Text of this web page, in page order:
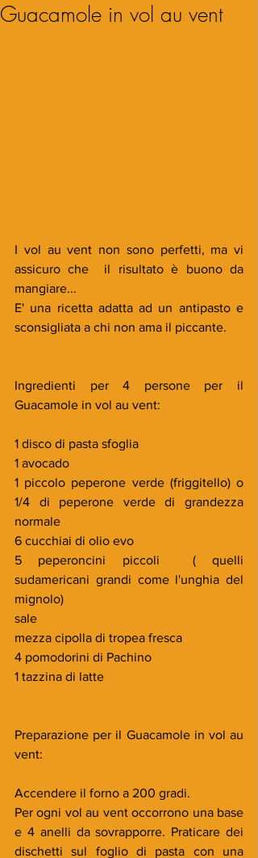
Guacamole in vol au vent
I vol au vent non sono perfetti, ma vi
assicuro che  il risultato è buono da
mangiare...
E' una ricetta adatta ad un antipasto e
sconsigliata a chi non ama il piccante.
Ingredienti per 4 persone per il
Guacamole in vol au vent:
1 disco di pasta sfoglia
1 avocado
1 piccolo peperone verde (friggitello) o
1/4 di peperone verde di grandezza
normale
6 cucchiai di olio evo
5 peperoncini piccoli  ( quelli
sudamericani grandi come l'unghia del
mignolo)
sale
mezza cipolla di tropea fresca
4 pomodorini di Pachino
1 tazzina di latte
Preparazione per il Guacamole in vol au
vent:
Accendere il forno a 200 gradi.
Per ogni vol au vent occorrono una base
e 4 anelli da sovrapporre. Praticare dei
dischetti sul foglio di pasta con una